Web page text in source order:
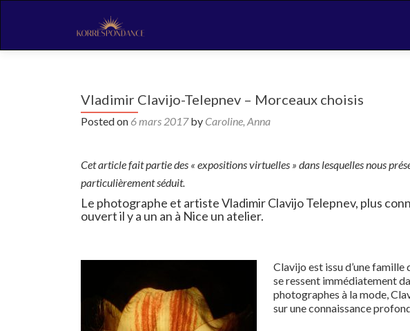
Vladimir Clavijo-Telepnev – Morceaux choisis
Posted on 6 mars 2017by Caroline, Anna
Cet article fait partie des « expositions virtuelles » dans lesquelles nous
particulièrement séduit.
Le photographe et artiste Vladimir Clavijo Telepnev, plus
ouvert il y a un an à Nice un atelier.
Clavijo est issu d’une
se ressent immédiatement
photographes à la mode,
sur une connaissance